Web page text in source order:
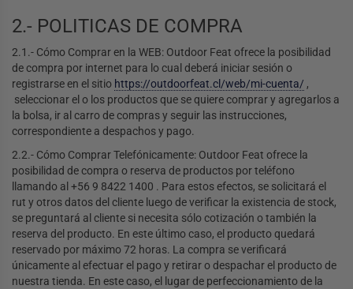
2.- POLITICAS DE COMPRA
2.1.- Cómo Comprar en la WEB: Outdoor Feat ofrece la posibilidad
de compra por internet para lo cual deberá iniciar sesión o
registrarse en el sitio https://outdoorfeat.cl/web/mi-cuenta/ ,
seleccionar el o los productos que se quiere comprar y agregarlos a
la bolsa, ir al carro de compras y seguir las instrucciones,
correspondiente a despachos y pago.
2.2.- Cómo Comprar Telefónicamente: Outdoor Feat ofrece la
posibilidad de compra o reserva de productos por teléfono
llamando al +56 9 8422 1400 . Para estos efectos, se solicitará el
rut y otros datos del cliente luego de verificar la existencia de stock,
se preguntará al cliente si necesita sólo cotización o también la
reserva del producto. En este último caso, el producto quedará
reservado por máximo 72 horas. La compra se verificará
únicamente al efectuar el pago y retirar o despachar el producto de
nuestra tienda. En este caso, el lugar de perfeccionamiento de la